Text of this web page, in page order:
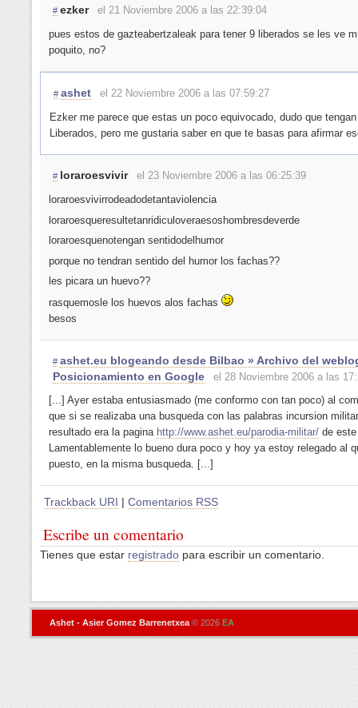
# ezker
el 21 Noviembre 2006 a las 22:39:04
pues estos de gazteabertzaleak para tener 9 liberados se les ve
poquito, no?
# ashet
el 22 Noviembre 2006 a las 07:59:27
Ezker me parece que estas un poco equivocado, dudo que
Liberados, pero me gustaria saber en que te basas para afirmar
# loraroesvivir
el 23 Noviembre 2006 a las 06:25:39
loraroesvivirrodeadodetantaviolencia
loraroesqueresultetanridiculoveraesoshombresdeverde
loraroesquenotengan sentidodelhumor
porque no tendran sentido del humor los fachas??
les picara un huevo??
rasquemosle los huevos alos fachas
besos
# ashet.eu blogeando desde Bilbao » Archivo del
Posicionamiento en Google
el 28 Noviembre 2006 a las
[...] Ayer estaba entusiasmado (me conformo con tan poco) al
que si se realizaba una busqueda con las palabras incursion
resultado era la pagina http://www.ashet.eu/parodia-militar/de este
Lamentablemente lo bueno dura poco y hoy ya estoy relegado al
puesto, en la misma busqueda. [...]
Trackback URI | Comentarios RSS
Escribe un comentario
Tienes que estar registrado para escribir un comentario.
Ashet - Asier Gomez Barrenetxea © 2026 EA